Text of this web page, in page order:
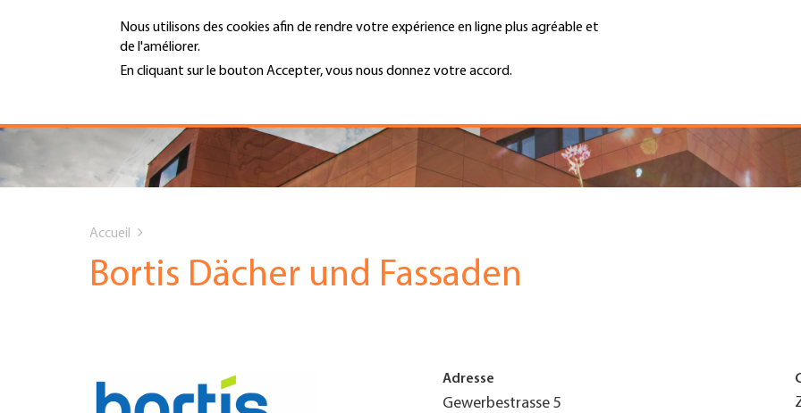
Nous utilisons des cookies afin de rendre votre expérience en ligne plus agréable et
de l'améliorer.
En cliquant sur le bouton Accepter, vous nous donnez votre accord.
Hauptnavigation
PORTRAIT
SERVICES
INFOTHÈQUE
JOBS & CARRIÈRE
MENU
Top
Menu
are
Accueil
Bortis Dächer und Fassaden
Adresse
Gewerbestrasse 5